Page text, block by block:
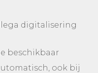
digitalisering
beschikbaar
ook bij